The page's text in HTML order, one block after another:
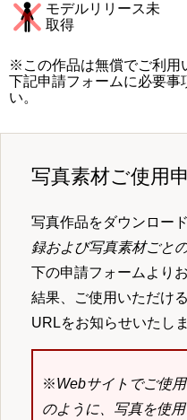
モデルリリース未
取得
※この作品は無償でご利用
下記申請フォームに必要
い。
写真素材ご使用
写真作品をダウンロー
録および写真素材ごと
下の申請フォームより
結果、ご使用いただけ
URLをお知らせいたしま
※Webサイトでご使
のように、写真を使